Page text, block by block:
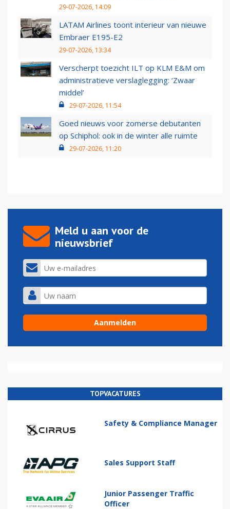
29-07-2026, 14:09
LATAM Airlines toont interieur van nieuwe
Embraer E195-E2
29-07-2026, 13:34
Verscherpt toezicht ILT op KLM E&M om
administratieve verslaglegging: ‘Zwaar
middel’
29-07-2026, 11:54
Goed nieuws voor zomerse debutanten
op Schiphol: ook in de winter alle ruimte
29-07-2026, 11:20
Meld u aan voor de
nieuwsbrief
TOPVACATURES
Safety & Compliance Manager
Sales Support Staff
Junior Passenger Traffic
Officer